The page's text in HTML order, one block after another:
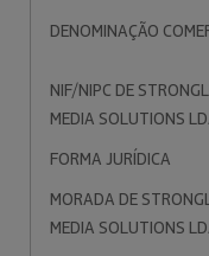
DENOMINAÇÃO
NIF/NIPC DE
MEDIA SOLUTIONS
FORMA JURÍDICA
MORADA DE
MEDIA SOLUTIONS